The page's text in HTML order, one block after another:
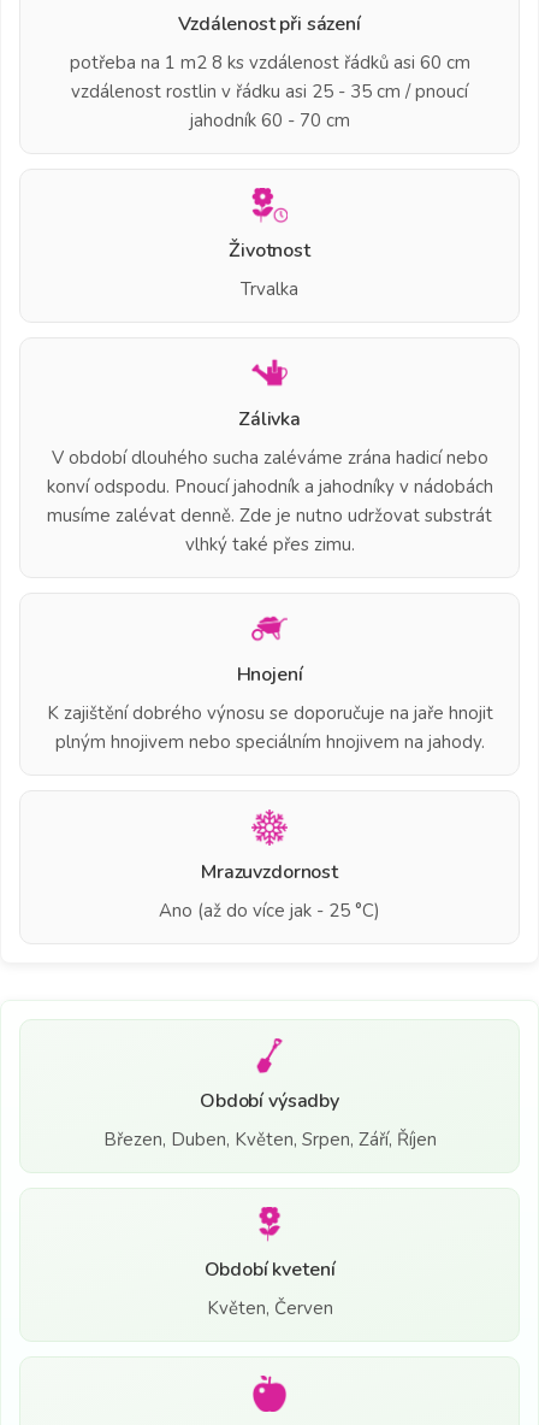
Vzdálenost při sázení
potřeba na 1 m2 8 ks vzdálenost řádků asi 60 cm
vzdálenost rostlin v řádku asi 25 - 35 cm / pnoucí
jahodník 60 - 70 cm
Životnost
Trvalka
Zálivka
V období dlouhého sucha zaléváme zrána hadicí nebo
konví odspodu. Pnoucí jahodník a jahodníky v nádobách
musíme zalévat denně. Zde je nutno udržovat substrát
vlhký také přes zimu.
Hnojení
K zajištění dobrého výnosu se doporučuje na jaře hnojit
plným hnojivem nebo speciálním hnojivem na jahody.
Mrazuvzdornost
Ano (až do více jak - 25 °C)
Období výsadby
Březen, Duben, Květen, Srpen, Září, Říjen
Období kvetení
Květen, Červen